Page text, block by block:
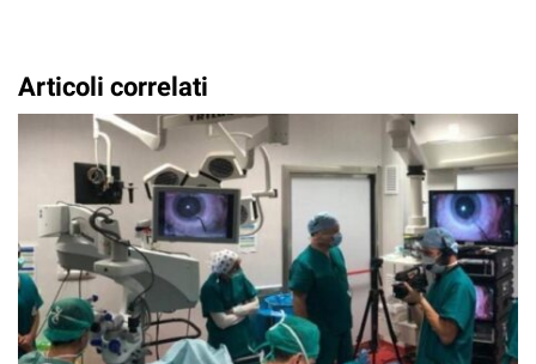
Articoli correlati